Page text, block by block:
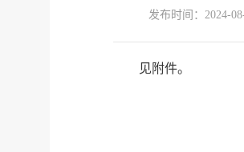
发布时间： 2024-
见附件。